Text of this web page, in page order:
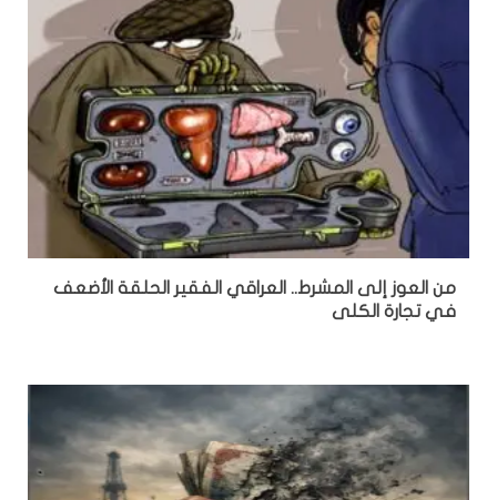
من العوز إلى المشرط.. العراقي الفقير الحلقة الأضعف
في تجارة الكلى